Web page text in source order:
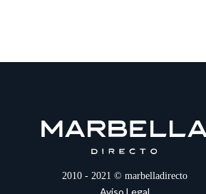
2010 - 2021 © marbelladirecto
Aviso Legal